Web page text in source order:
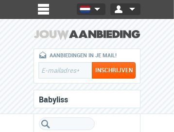
AANBIEDINGEN IN JE MAIL!
Babyliss